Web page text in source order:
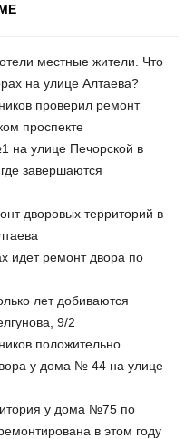
местные жители. Что
на улице Алтаева?
проверил ремонт
проспекте
на улице Печорской в
завершаются
дворовых территорий в
идет ремонт двора по
лет добиваются
9/2
положительно
у дома № 44 на улице
у дома №75 по
в этом году